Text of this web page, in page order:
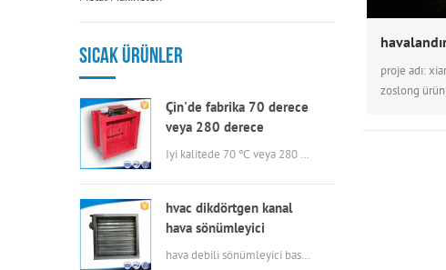
SICAK ÜRÜNLER
Çin'de fabrika 70 derece
veya 280 derece
elektrikli msfd hava
kanalı için hvac yangın
söndürücü
Iyi kalitede 70 ℃ veya 280 ℃ elektrikli yangın söndürücü
hvac dikdörtgen kanal
hava sönümleyici
hava debili sönümleyici basit yapı, düşük kaçak, küçük tork, esnek işletme, korozyon direnci.
proje adı:
zoslong